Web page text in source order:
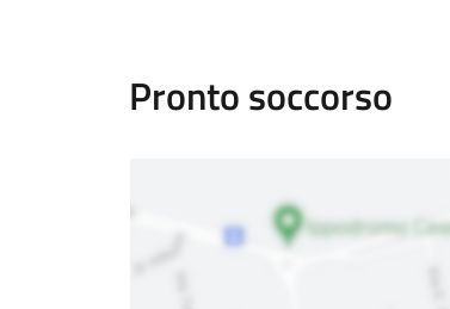
Pronto soccorso